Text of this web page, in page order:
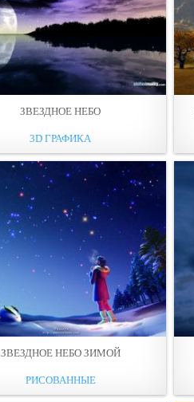
ЗВЕЗДНОЕ НЕБО
3D ГРАФИКА
ЗВЕЗДНОЕ НЕБО ЗИМОЙ
РИСОВАННЫЕ